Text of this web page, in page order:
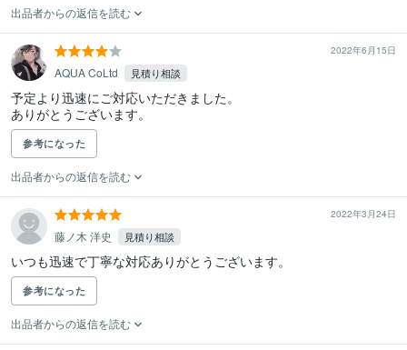
出品者からの返信を読む
2022年6月15日
AQUA CoLtd 見積り相談
予定より迅速にご対応いただきました。
ありがとうございます。
参考になった
出品者からの返信を読む
2022年3月24日
藤ノ木 洋史 見積り相談
いつも迅速で丁寧な対応ありがとうございます。
参考になった
出品者からの返信を読む